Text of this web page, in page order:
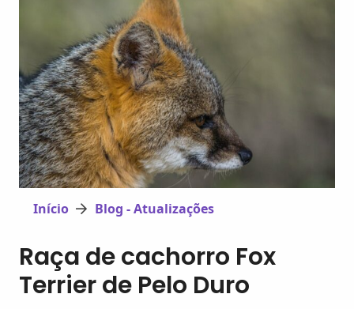
Início Blog - Atualizações
Raça de cachorro Fox
Terrier de Pelo Duro